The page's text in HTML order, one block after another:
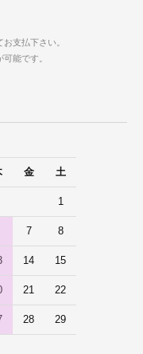
支払下さい。
能です。
金 土
1
7 8
14 15
21 22
28 29